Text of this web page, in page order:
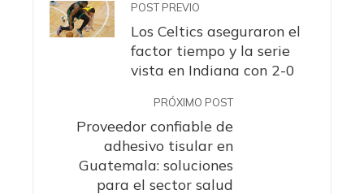
POST PREVIO
Los Celtics aseguraron el
factor tiempo y la serie
vista en Indiana con 2-0
PRÓXIMO POST
Proveedor confiable de
adhesivo tisular en
Guatemala: soluciones
para el sector salud